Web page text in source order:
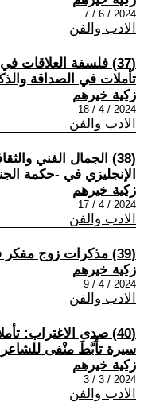
2024 / 6 / 7
الادب والفن
(37) فلسفة العلاقات
تأملات في الصداقة
زكية خيرهم
2024 / 4 / 18
الادب والفن
(38) الجمال الفني
الإنجليزي في -حكمة
زكية خيرهم
2024 / 4 / 17
الادب والفن
(39) مذكرات زوج مفكر في بلاد الفايكنغ
زكية خيرهم
2024 / 4 / 9
الادب والفن
(40) صدى الاغتراب:
سيرة تأبَّطَ منْفى للشاعر
زكية خيرهم
2024 / 3 / 3
الادب والفن